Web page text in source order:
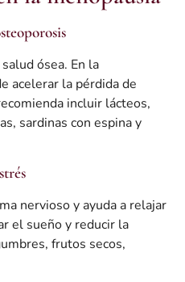
ósea. En la
acelerar la pérdida de
incluir lácteos,
sardinas con espina y
nervioso y ayuda a relajar
el sueño y reducir la
frutos secos,